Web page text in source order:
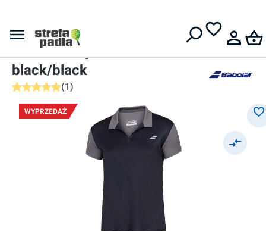
Damskie polo
Babolat Play Polo Women -
black/black
(1)
WYPRZEDAŻ